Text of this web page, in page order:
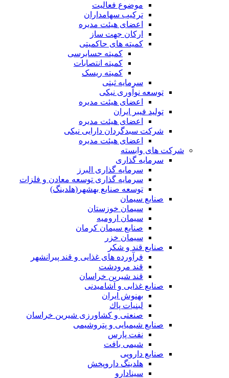
موضوع فعالیت
ترکیب سهامداران
اعضای هیئت مدیره
ارکان جهت ساز
کمیته های حاکمیتی
کمیته حسابرسی
کمیته انتصابات
کمیته ریسک
سرمایه ثبتی
توسعه نوآوری نیکی
اعضای هیئت مدیره
تولید فیبر ایران
اعضای هیئت مدیره
شرکت سبدگردان دارایی نیکی
اعضای هیئت مدیره
شرکت های وابسته
سرمایه گذاری
سرمایه گذاری البرز
سرمایه گذاری توسعه معادن و فلزات
توسعه‌ صنایع‌ بهشهر(هلدینگ)
صنایع سیمان
سیمان خوزستان
سیمان ارومیه
صنایع سیمان کرمان
سیمان خزر
صنایع قند و شکر
فرآورده های غذایی و قند پیرانشهر
قند مرودشت
قند شیرین خراسان
صنایع غذايی و آشاميدنی
بهنوش ایران
لبنيات پاك
صنعتی و کشاورزی شیرین خراسان
صنایع شیمیایی و پتروشیمی
نفت پارس
شیمی بافت
صنایع دارویی
هلدینگ داروپخش
سینادارو